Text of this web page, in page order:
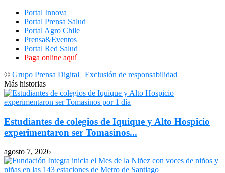
Portal Innova
Portal Prensa Salud
Portal Agro Chile
Prensa&Eventos
Portal Red Salud
Paga online aquí
© Grupo Prensa Digital | Exclusión de responsabilidad
Más historias
Estudiantes de colegios de Iquique y Alto Hospicio
experimentaron ser Tomasinos...
agosto 7, 2026